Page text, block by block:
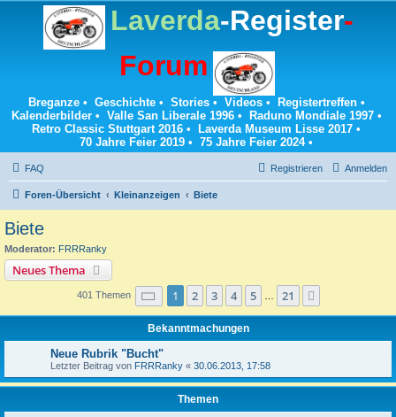
Laverda-Register-
Forum
Breganze• Geschichte• Stories• Videos• Registertreffen•
Kalenderbilder• Valle San Liberale 1996• Raduno Mondiale 1997•
Retro Classic Stuttgart 2016 • Laverda Museum Lisse 2017 •
70 Jahre Feier 2019 • 75 Jahre Feier 2024•
FAQ Anmelden
Registrieren
Foren-Übersicht Kleinanzeigen Biete
Biete
Moderator: FRRRanky
Neues Thema
401 Themen Seite 1von 21
1 2 3 4 5 21
Bekanntmachungen
Neue Rubrik "Bucht"
Letzter Beitrag von FRRRanky « 30.06.2013, 17:58
Themen